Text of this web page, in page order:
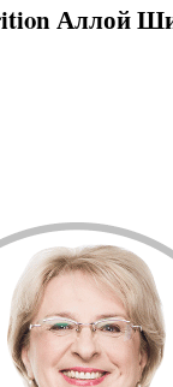
Аллой